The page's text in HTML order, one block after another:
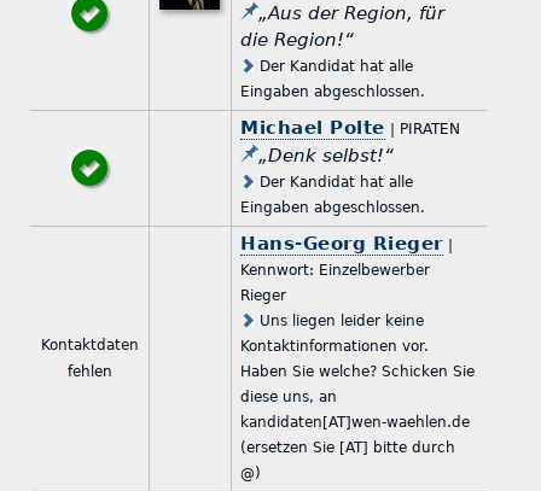
„Aus der Region, für
die Region!“
Der Kandidat hat alle
Eingaben abgeschlossen.
Michael Polte | PIRATEN
„Denk selbst!“
Der Kandidat hat alle
Eingaben abgeschlossen.
Kontaktdaten
fehlen
Hans-Georg Rieger|
Kennwort: Einzelbewerber
Rieger
Uns liegen leider keine
Kontaktinformationen vor.
Haben Sie welche? Schicken Sie
diese uns, an
kandidaten[AT]wen-waehlen.de
(ersetzen Sie [AT] bitte durch
@)